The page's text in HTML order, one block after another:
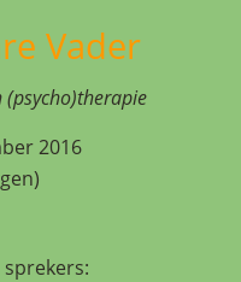
Vader
(psycho)therapie
2016